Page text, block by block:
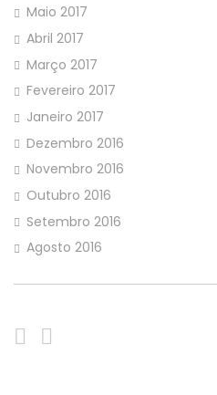
Maio 2017
Abril 2017
Março 2017
Fevereiro 2017
Janeiro 2017
Dezembro 2016
Novembro 2016
Outubro 2016
Setembro 2016
Agosto 2016